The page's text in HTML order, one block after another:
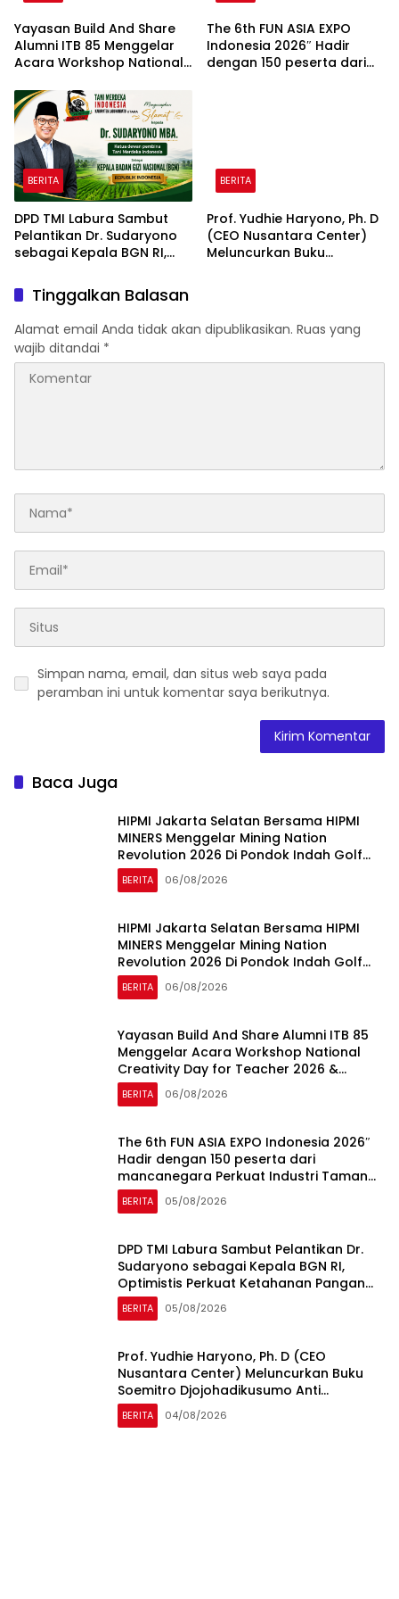
Yayasan Build And Share
Alumni ITB 85 Menggelar
Acara Workshop National
2026 & Dibuka Resmi
Pramono Anung (Gubernur
DKI Jakarta)
The 6th FUN ASIA EXPO
Indonesia 2026″ Hadir
dengan 150 peserta dari
BERITA
DPD TMI Labura Sambut
Pelantikan Dr. Sudaryono
sebagai Kepala BGN RI,
Ketahanan Pangan dan
Gizi Nasional
BERITA
Prof. Yudhie Haryono, Ph. D
(CEO Nusantara Center)
Meluncurkan Buku
Simposium Nasional
bertema “Urgensi Undang-
Tinggalkan Balasan
Alamat email Anda tidak akan dipublikasikan. Ruas yang
wajib ditandai *
Simpan nama, email, dan situs web saya pada
peramban ini untuk komentar saya berikutnya.
Baca Juga
HIPMI Jakarta Selatan Bersama HIPMI
MINERS Menggelar Mining Nation
Revolution 2026 Di Pondok Indah Golf
Jakarta
BERITA 06/08/2026
HIPMI Jakarta Selatan Bersama HIPMI
MINERS Menggelar Mining Nation
Revolution 2026 Di Pondok Indah Golf
Jakarta
BERITA 06/08/2026
Yayasan Build And Share Alumni ITB 85
Menggelar Acara Workshop National
Creativity Day for Teacher 2026 &
Dibuka Resmi Pramono Anung (Gubernur
DKI Jakarta)
BERITA 06/08/2026
The 6th FUN ASIA EXPO Indonesia 2026″
Hadir dengan 150 peserta dari
mancanegara Perkuat Industri Taman
Rekreasi dan Ekosistem Pariwisata di
Tanah Air
BERITA 05/08/2026
DPD TMI Labura Sambut Pelantikan Dr.
Sudaryono sebagai Kepala BGN RI,
Optimistis Perkuat Ketahanan Pangan
dan Gizi Nasional
BERITA 05/08/2026
Prof. Yudhie Haryono, Ph. D (CEO
Nusantara Center) Meluncurkan Buku
Soemitro Djojohadikusumo Anti
Penjajahan yang dirangkaikan dengan
Simposium Nasional bertema “Urgensi
BERITA 04/08/2026